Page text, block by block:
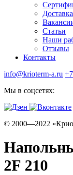
Статьи
Наши
Отзывы
Контакты
info@krioterm-a.ru
Мы в соцсетях:
© 2000—2022
2F 210